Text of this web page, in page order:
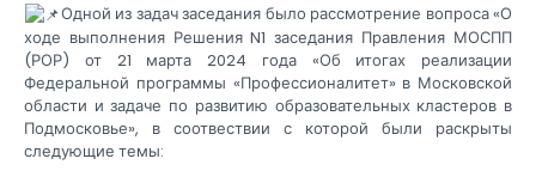
Одной из задач заседания было рассмотрение вопроса «О
ходе выполнения Решения N1 заседания Правления МОСПП
(РОР) от 21 марта 2024 года «Об итогах реализации
Федеральной программы «Профессионалитет» в Московской
области и задаче по развитию образовательных кластеров в
Подмосковье», в соотвествии с которой были раскрыты
следующие темы: